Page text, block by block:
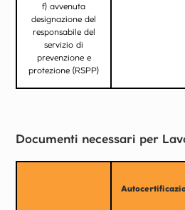
f) avvenuta
designazione del
responsabile del
servizio di
prevenzione e
protezione (RSPP)
Documenti necessari per